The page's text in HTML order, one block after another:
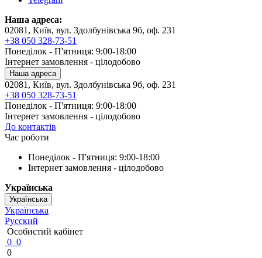
Наша адреса:
02081, Київ, вул. Здолбунівська 9б, оф. 231
+38 050 328-73-51
Понеділок - П'ятниця: 9:00-18:00
Інтернет замовлення - цілодобово
Наша адреса
02081, Київ, вул. Здолбунівська 9б, оф. 231
+38 050 328-73-51
Понеділок - П'ятниця: 9:00-18:00
Інтернет замовлення - цілодобово
До контактів
Час роботи
Понеділок - П'ятниця: 9:00-18:00
Інтернет замовлення - цілодобово
Українська
Українська
Українська
Русский
Особистий кабінет
0 0
0